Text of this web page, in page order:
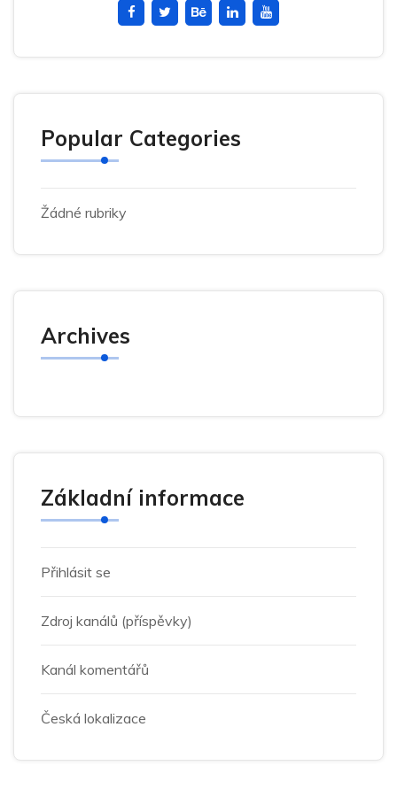
Popular Categories
Žádné rubriky
Archives
Základní informace
Přihlásit se
Zdroj kanálů (příspěvky)
Kanál komentářů
Česká lokalizace